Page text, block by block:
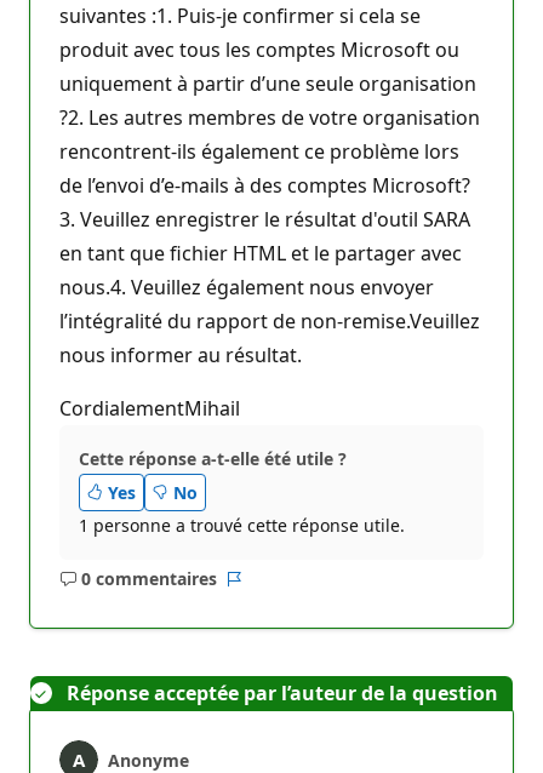
suivantes :1. Puis-je confirmer si cela se
produit avec tous les comptes Microsoft ou
uniquement à partir d’une seule organisation
?2. Les autres membres de votre organisation
rencontrent-ils également ce problème lors
de l’envoi d’e-mails à des comptes Microsoft?
3. Veuillez enregistrer le résultat d'outil SARA
en tant que fichier HTML et le partager avec
nous.4. Veuillez également nous envoyer
l’intégralité du rapport de non-remise.Veuillez
nous informer au résultat.
CordialementMihail
Cette réponse a-t-elle été utile ?
Yes
No
1 personne a trouvé cette réponse utile.
0 commentaires
Aucun
Réponse acceptée par l’auteur de la question
Anonyme